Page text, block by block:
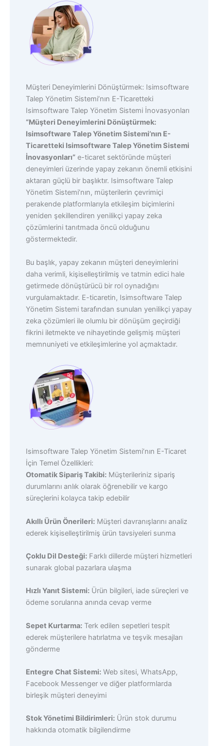
Müşteri Deneyimlerini Dönüştürmek: Isimsoftware
Talep Yönetim Sistemi’nın E-Ticaretteki
Isimsoftware Talep Yönetim Sistemi İnovasyonları
“Müşteri Deneyimlerini Dönüştürmek:
Isimsoftware Talep Yönetim Sistemi’nın E-
Ticaretteki Isimsoftware Talep Yönetim Sistemi
İnovasyonları”e-ticaret sektöründe müşteri
deneyimleri üzerinde yapay zekanın önemli etkisini
aktaran güçlü bir başlıktır. Isimsoftware Talep
Yönetim Sistemi’nın, müşterilerin çevrimiçi
perakende platformlarıyla etkileşim biçimlerini
yeniden şekillendiren yenilikçi yapay zeka
çözümlerini tanıtmada öncü olduğunu
göstermektedir.
Bu başlık, yapay zekanın müşteri deneyimlerini
daha verimli, kişiselleştirilmiş ve tatmin edici hale
getirmede dönüştürücü bir rol oynadığını
vurgulamaktadır. E-ticaretin, Isimsoftware Talep
Yönetim Sistemi tarafından sunulan yenilikçi yapay
zeka çözümleri ile olumlu bir dönüşüm geçirdiği
fikrini iletmekte ve nihayetinde gelişmiş müşteri
memnuniyeti ve etkileşimlerine yol açmaktadır.
Isimsoftware Talep Yönetim Sistemi’nın E-Ticaret
İçin Temel Özellikleri:
Otomatik Sipariş Takibi:Müşterileriniz sipariş
durumlarını anlık olarak öğrenebilir ve kargo
süreçlerini kolayca takip edebilir
Akıllı Ürün Önerileri:Müşteri davranışlarını analiz
ederek kişiselleştirilmiş ürün tavsiyeleri sunma
Çoklu Dil Desteği:Farklı dillerde müşteri hizmetleri
sunarak global pazarlara ulaşma
Hızlı Yanıt Sistemi:Ürün bilgileri, iade süreçleri ve
ödeme sorularına anında cevap verme
Sepet Kurtarma:Terk edilen sepetleri tespit
ederek müşterilere hatırlatma ve teşvik mesajları
gönderme
Entegre Chat Sistemi:Web sitesi, WhatsApp,
Facebook Messenger ve diğer platformlarda
birleşik müşteri deneyimi
Stok Yönetimi Bildirimleri:Ürün stok durumu
hakkında otomatik bilgilendirme